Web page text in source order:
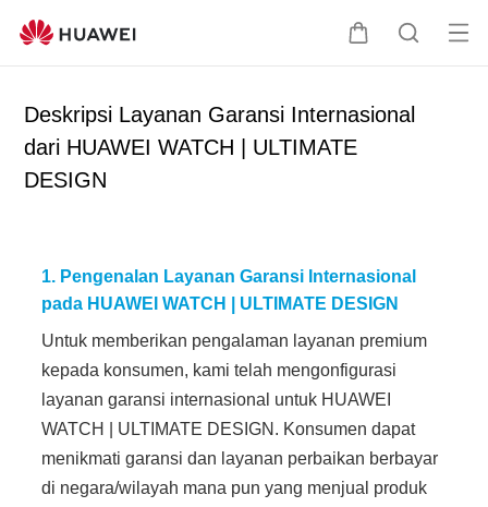
K
d
i
P
c
Bu
Deskripsi Layanan Garansi Internasional
dari HUAWEI WATCH | ULTIMATE
DESIGN
1. Pengenalan Layanan Garansi Internasional
pada HUAWEI WATCH | ULTIMATE DESIGN
Untuk memberikan pengalaman layanan premium
kepada konsumen, kami telah mengonfigurasi
layanan garansi internasional untuk HUAWEI
WATCH | ULTIMATE DESIGN. Konsumen dapat
menikmati garansi dan layanan perbaikan berbayar
di negara/wilayah mana pun yang menjual produk